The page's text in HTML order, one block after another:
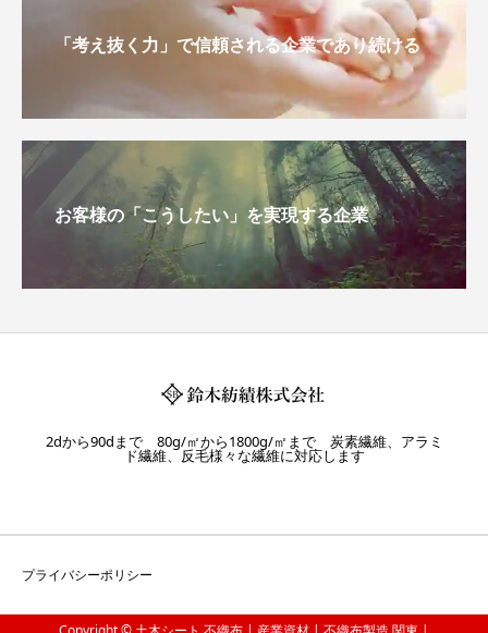
「考え抜く力」で信頼される企業であり続ける
お客様の「こうしたい」を実現する企業
2dから90dまで 80g/㎡から1800g/㎡まで 炭素繊維、アラミ
ド繊維、反毛様々な繊維に対応します
プライバシーポリシー